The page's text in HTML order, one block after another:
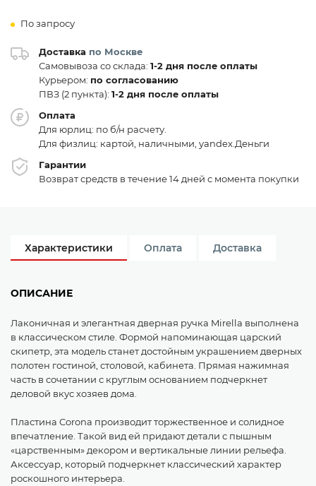
По запросу
Доставка по Москве
Самовывоза со склада: 1-2 дня после оплаты
Курьером: по согласованию
ПВЗ (2 пункта): 1-2 дня после оплаты
Оплата
Для юрлиц: по б/н расчету.
Для физлиц: картой, наличными, yandex.Деньги
Гарантии
Возврат средств в течение 14 дней с момента покупки
Характеристики Оплата Доставка
ОПИСАНИЕ
Лаконичная и элегантная дверная ручка Mirella выполнена
в классическом стиле. Формой напоминающая царский
скипетр, эта модель станет достойным украшением дверных
полотен гостиной, столовой, кабинета. Прямая нажимная
часть в сочетании с круглым основанием подчеркнет
деловой вкус хозяев дома.
Пластина Corona производит торжественное и солидное
впечатление. Такой вид ей придают детали с пышным
«царственным» декором и вертикальные линии рельефа.
Аксессуар, который подчеркнет классический характер
роскошного интерьера.